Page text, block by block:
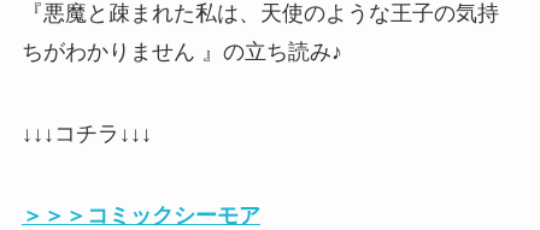
『悪魔と疎まれた私は、天使のような王子の気持
ちがわかりません 』の立ち読み♪
↓↓↓コチラ↓↓↓
＞＞＞コミックシーモア